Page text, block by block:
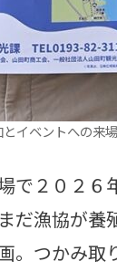
イベントへの来
２０２６
だ漁協が養
。つかみ取